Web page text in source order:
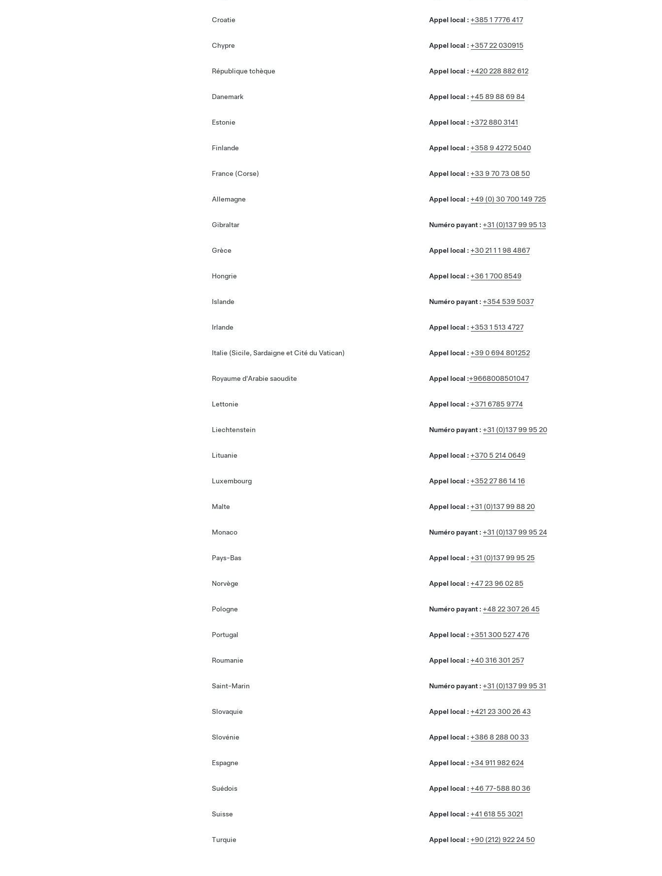
Croatie Appel local : +385 1 7776 417
Chypre Appel local : +357 22 030915
République tchèque Appel local : +420 228 882 612
Danemark Appel local : +45 89 88 69 84
Estonie Appel local : +372 880 3141
Finlande Appel local : +358 9 4272 5040
France (Corse) Appel local : +33 9 70 73 08 50
Allemagne Appel local : +49 (0) 30 700 149 725
Gibraltar Numéro payant : +31 (0)137 99 95 13
Grèce Appel local : +30 21 1 1 98 4867
Hongrie Appel local : +36 1 700 8549
Islande Numéro payant : +354 539 5037
Irlande Appel local : +353 1 513 4727
Italie (Sicile, Sardaigne et Cité du Vatican) Appel local : +39 0 694 801252
Royaume d'Arabie saoudite Appel local :+9668008501047
Lettonie Appel local : +371 6785 9774
Liechtenstein Numéro payant : +31 (0)137 99 95 20
Lituanie Appel local : +370 5 214 0649
Luxembourg Appel local : +352 27 86 14 16
Malte Appel local : +31 (0)137 99 88 20
Monaco Numéro payant : +31 (0)137 99 95 24
Pays-Bas Appel local : +31 (0)137 99 95 25
Norvège Appel local : +47 23 96 02 85
Pologne Numéro payant : +48 22 307 26 45
Portugal Appel local : +351 300 527 476
Roumanie Appel local : +40 316 301 257
Saint-Marin Numéro payant : +31 (0)137 99 95 31
Slovaquie Appel local : +421 23 300 26 43
Slovénie Appel local : +386 8 288 00 33
Espagne Appel local : +34 911 982 624
Suédois Appel local : +46 77-588 80 36
Suisse Appel local : +41 618 55 3021
Turquie Appel local : +90 (212) 922 24 50